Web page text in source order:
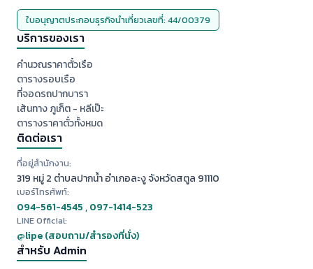
ใบอนุญาตประกอบธุรกิจนำเที่ยวเลขที่: 44/00379
บริการของเรา
คำนวณราคาตั๋วเรือ
ตารางรอบเรือ
ที่จอดรถปากบารา
เส้นทาง ภูเก็ต - หลีเป๊ะ
ตารางราคาตั๋วทั้งหมด
ติดต่อเรา
ที่อยู่สำนักงาน:
319 หมู่ 2 ตำบลปากน้ำ อำเภอละงู จังหวัดสตูล 91110
เบอร์โทรศัพท์:
094-561-4545,097-1414-523
LINE Official:
@lipe (สอบถาม/สำรองที่นั่ง)
สำหรับ Admin